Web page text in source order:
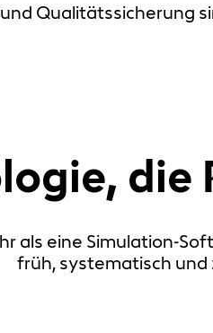
Qualitätssicherung
als eine
früh, systematisch und